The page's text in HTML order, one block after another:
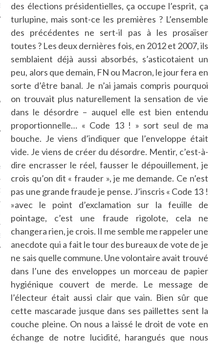
SUIVEZ-NOUS
CARAVELLE
CARAVELLE
PODCAST
des élections présidentielles, ça occupe l’esprit, ça
turlupine, mais sont-ce les premières ? L’ensemble
des précédentes ne sert-il pas à les prosaïser
toutes ? Les deux dernières fois, en 2012 et 2007, ils
semblaient déjà aussi absorbés, s’asticotaient un
peu, alors que demain, FN ou Macron, le jour fera en
sorte d’être banal. Je n’ai jamais compris pourquoi
on trouvait plus naturellement la sensation de vie
dans le désordre – auquel elle est bien entendu
proportionnelle… « Code 13 ! » sort seul de ma
bouche. Je viens d’indiquer que l’enveloppe était
vide. Je viens de créer du désordre. Mentir, c’est-à-
dire encrasser le réel, fausser le dépouillement, je
crois qu’on dit « frauder », je me demande. Ce n’est
pas une grande fraude je pense. J’inscris « Code 13 !
»avec le point d’exclamation sur la feuille de
pointage, c’est une fraude rigolote, cela ne
changera rien, je crois. Il me semble me rappeler une
anecdote qui a fait le tour des bureaux de vote de je
ne sais quelle commune. Une volontaire avait trouvé
dans l’une des enveloppes un morceau de papier
hygiénique couvert de merde. Le message de
l’électeur était aussi clair que vain. Bien sûr que
cette mascarade jusque dans ses paillettes sent la
couche pleine. On nous a laissé le droit de vote en
échange de notre lucidité, harangués que nous